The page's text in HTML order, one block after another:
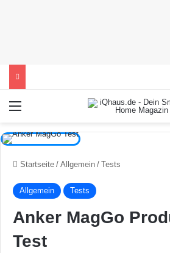
Startseite / Allgemein / Tests
Allgemein Tests
Anker MagGo
Test